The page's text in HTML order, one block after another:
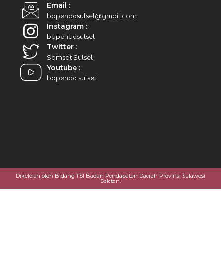
Email :
bapendasulsel@gmail.com
Instagram :
bapendasulsel
Twitter :
Samsat Sulsel
Youtube :
bapenda sulsel
Dikelolah oleh Bidang TSI Badan Pendapatan Daerah Provinsi Sulawesi
Selatan.